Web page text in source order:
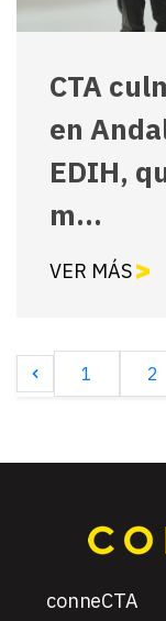
CTA
en
EDIH,
m...
VER MÁS
1 2
conneCTA